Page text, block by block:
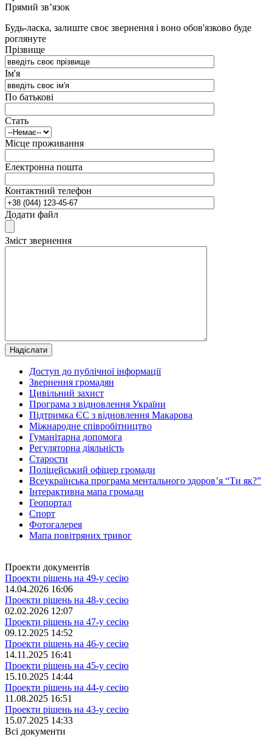
Прямий зв’язок
Будь-ласка, залиште своє звернення і воно обов'язково буде
роглянуте
Прізвище
Ім'я
По батькові
Стать
Місце проживання
Електронна пошта
Контактний телефон
Додати файл
Зміст звернення
Доступ до публічної інформації
Звернення громадян
Цивільний захист
Програма з відновлення України
Підтримка ЄС з відновлення Макарова
Міжнародне співробітництво
Гуманітарна допомога
Регуляторна діяльність
Старости
Поліцейський офіцер громади
Всеукраїнська програма ментального здоров’я “Ти як?”
Інтерактивна мапа громади
Геопортал
Спорт
Фотогалерея
Мапа повітряних тривог
Проекти документів
Проекти рішень на 49-у сесію
14.04.2026 16:06
Проекти рішень на 48-у сесію
02.02.2026 12:07
Проекти рішень на 47-у сесію
09.12.2025 14:52
Проекти рішень на 46-у сесію
14.11.2025 16:41
Проекти рішень на 45-у сесію
15.10.2025 14:44
Проекти рішень на 44-у сесію
11.08.2025 16:51
Проекти рішень на 43-у сесію
15.07.2025 14:33
Всі документи